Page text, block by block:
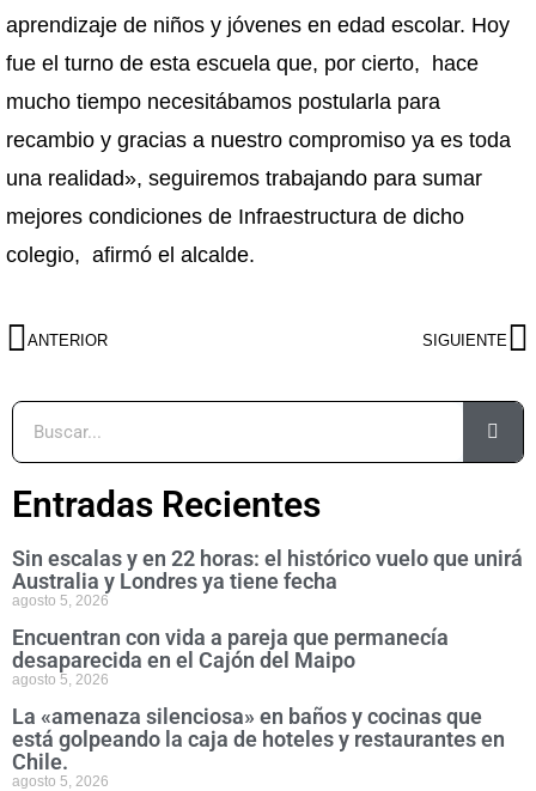
aprendizaje de niños y jóvenes en edad escolar. Hoy
fue el turno de esta escuela que, por cierto, hace
mucho tiempo necesitábamos postularla para
recambio y gracias a nuestro compromiso ya es toda
una realidad», seguiremos trabajando para sumar
mejores condiciones de Infraestructura de dicho
colegio, afirmó el alcalde.
ANTERIOR SIGUIENTE
Entradas Recientes
Sin escalas y en 22 horas: el histórico vuelo que unirá
Australia y Londres ya tiene fecha
agosto 5, 2026
Encuentran con vida a pareja que permanecía
desaparecida en el Cajón del Maipo
agosto 5, 2026
La «amenaza silenciosa» en baños y cocinas que
está golpeando la caja de hoteles y restaurantes en
Chile.
agosto 5, 2026